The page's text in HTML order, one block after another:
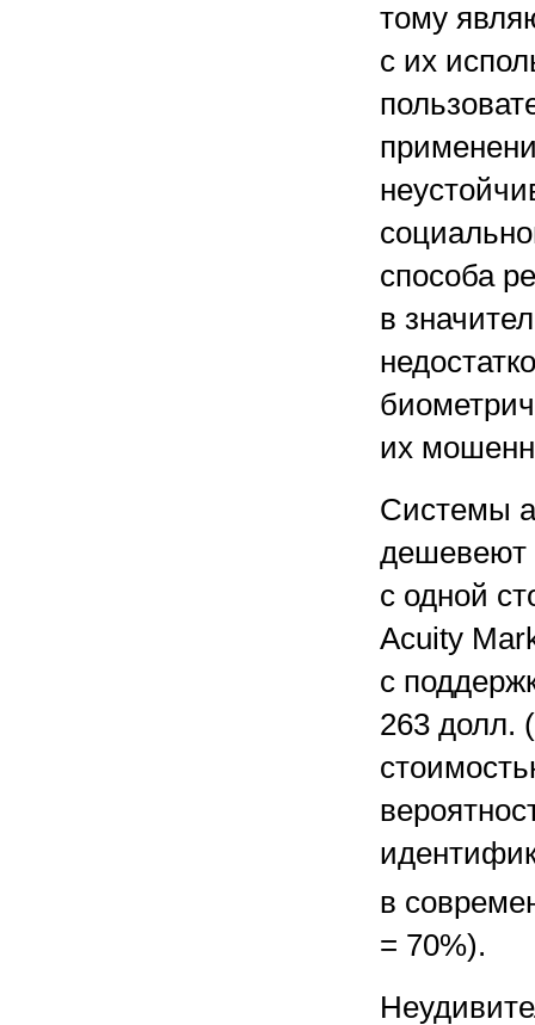
тому
с их
способа
в
их
Системы
дешевеют
с одной
Acuity
с
263 долл.
в
= 70%).